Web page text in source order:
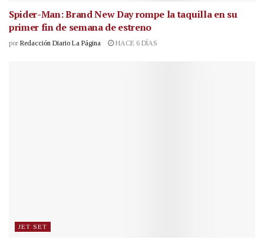
Spider-Man: Brand New Day rompe la taquilla en su
primer fin de semana de estreno
por Redacción Diario La Página HACE 6 DÍAS
JET SET